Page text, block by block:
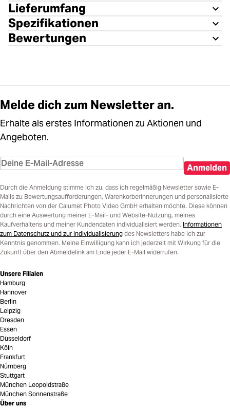
Lieferumfang
Spezifikationen
Bewertungen
Melde dich zum Newsletter an.
Erhalte als erstes Informationen zu Aktionen und
Angeboten.
Anmelden
Durch die Anmeldung stimme ich zu, dass ich regelmäßig Newsletter sowie E-
Mails zu Bewertungsaufforderungen, Warenkorberinnerungen und personalisierte
Nachrichten von der Calumet Photo Video GmbH erhalten möchte. Diese können
durch eine Auswertung meiner E-Mail- und Website-Nutzung, meines
Kaufverhaltens und meiner Kundendaten individualisiert werden. Informationen
zum Datenschutz und zur Individualisierung des Newsletters habe ich zur
Kenntnis genommen. Meine Einwilligung kann ich jederzeit mit Wirkung für die
Zukunft über den Abmeldelink am Ende jeder E-Mail widerrufen.
Unsere Filialen
Hamburg
Hannover
Berlin
Leipzig
Dresden
Essen
Düsseldorf
Köln
Frankfurt
Nürnberg
Stuttgart
München Leopoldstraße
München Sonnenstraße
Über uns